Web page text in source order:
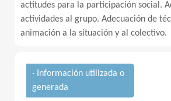
actitudes para la participación social.
actividades al grupo. Adecuación de
animación a la situación y al colectivo.
· Información utilizada o
generada